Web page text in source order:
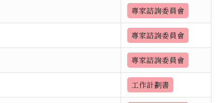
專家諮詢委員會
專家諮詢委員會
專家諮詢委員會
工作計劃書